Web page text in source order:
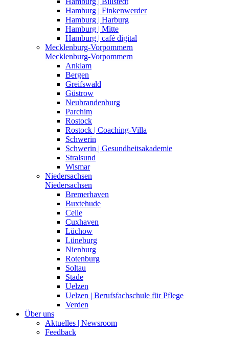
Hamburg | Finkenwerder
Hamburg | Harburg
Hamburg | Mitte
Hamburg | café digital
Mecklenburg-Vorpommern
Mecklenburg-Vorpommern
Anklam
Bergen
Greifswald
Güstrow
Neubrandenburg
Parchim
Rostock
Rostock | Coaching-Villa
Schwerin
Schwerin | Gesundheitsakademie
Stralsund
Wismar
Niedersachsen
Niedersachsen
Bremerhaven
Buxtehude
Celle
Cuxhaven
Lüchow
Lüneburg
Nienburg
Rotenburg
Soltau
Stade
Uelzen
Uelzen | Berufsfachschule für Pflege
Verden
Über uns
Aktuelles | Newsroom
Feedback